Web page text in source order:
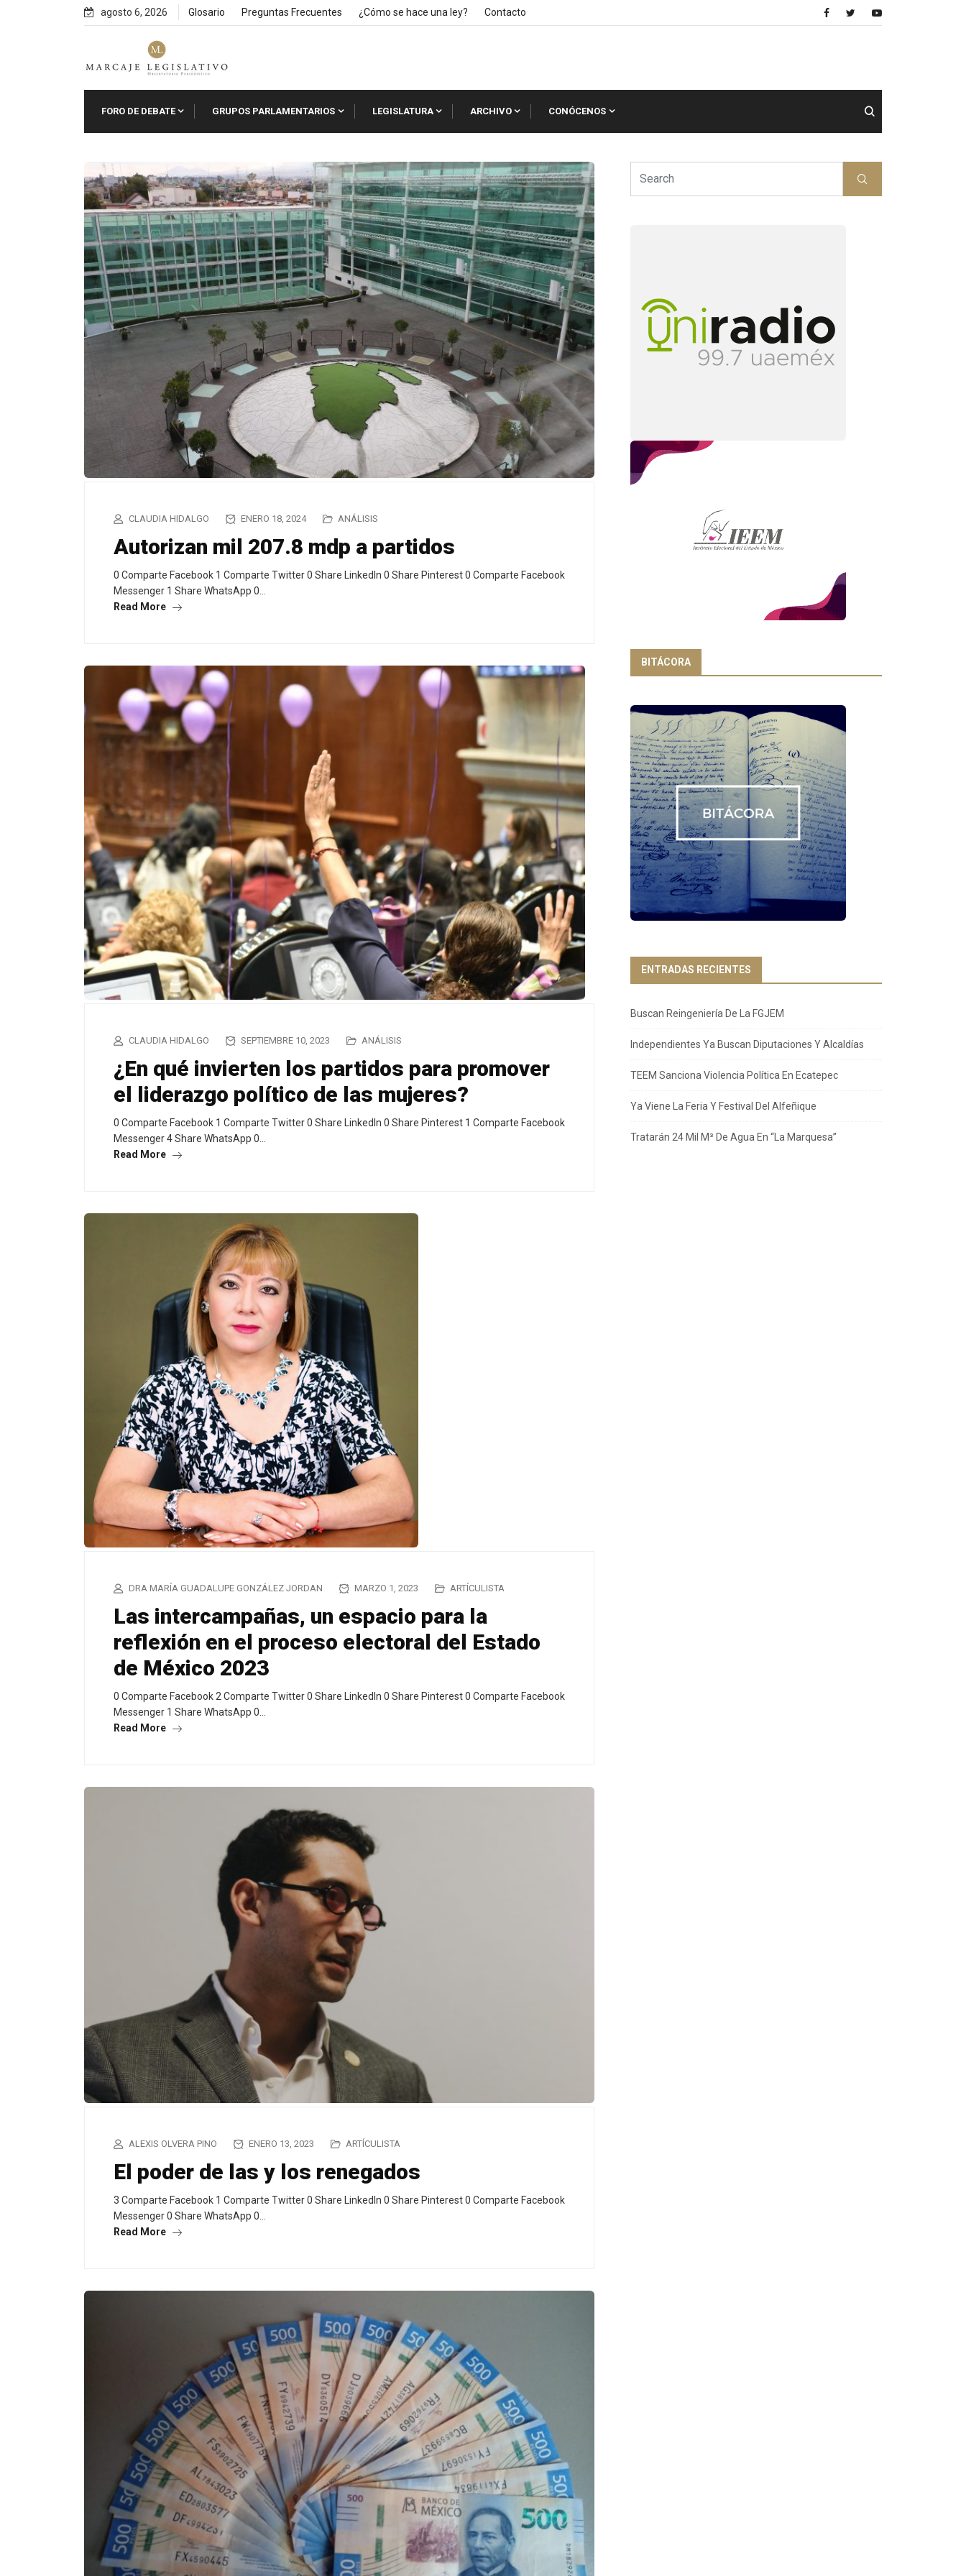
agosto 6, 2026 Glosario Preguntas Frecuentes ¿Cómo se hace una ley? Contacto
FORO DE DEBATE GRUPOS PARLAMENTARIOS LEGISLATURA ARCHIVO CONÓCENOS
CLAUDIA HIDALGO ENERO 18, 2024 ANÁLISIS
Autorizan mil 207.8 mdp a partidos
0 Comparte Facebook 1 Comparte Twitter 0 Share LinkedIn 0 Share Pinterest 0 Comparte Facebook
Messenger 1 Share WhatsApp 0…
Read More
CLAUDIA HIDALGO SEPTIEMBRE 10, 2023 ANÁLISIS
¿En qué invierten los partidos para promover
el liderazgo político de las mujeres?
0 Comparte Facebook 1 Comparte Twitter 0 Share LinkedIn 0 Share Pinterest 1 Comparte Facebook
Messenger 4 Share WhatsApp 0…
Read More
DRA MARÍA GUADALUPE GONZÁLEZ JORDAN MARZO 1, 2023 ARTÍCULISTA
Las intercampañas, un espacio para la
reflexión en el proceso electoral del Estado
de México 2023
0 Comparte Facebook 2 Comparte Twitter 0 Share LinkedIn 0 Share Pinterest 0 Comparte Facebook
Messenger 1 Share WhatsApp 0…
Read More
ALEXIS OLVERA PINO ENERO 13, 2023 ARTÍCULISTA
El poder de las y los renegados
3 Comparte Facebook 1 Comparte Twitter 0 Share LinkedIn 0 Share Pinterest 0 Comparte Facebook
Messenger 0 Share WhatsApp 0…
Read More
BITÁCORA
ENTRADAS RECIENTES
Buscan Reingeniería De La FGJEM
Independientes Ya Buscan Diputaciones Y Alcaldías
TEEM Sanciona Violencia Política En Ecatepec
Ya Viene La Feria Y Festival Del Alfeñique
Tratarán 24 Mil M³ De Agua En “La Marquesa”